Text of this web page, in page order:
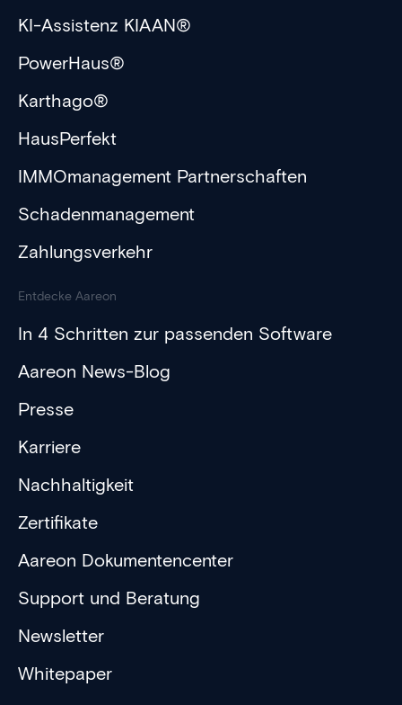
KI-Assistenz KIAAN®
PowerHaus®
Karthago®
HausPerfekt
IMMOmanagement Partnerschaften
Schadenmanagement
Zahlungsverkehr
Entdecke Aareon
In 4 Schritten zur passenden Software
Aareon News-Blog
Presse
Karriere
Nachhaltigkeit
Zertifikate
Aareon Dokumentencenter
Support und Beratung
Newsletter
Whitepaper